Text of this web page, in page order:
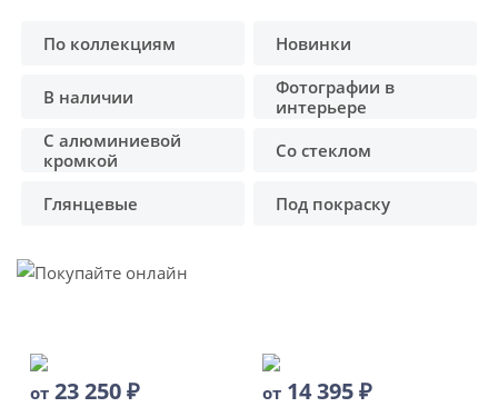
По коллекциям Новинки
В наличии
Фотографии в
интерьере
С алюминиевой
кромкой
Со стеклом
Глянцевые Под покраску
от 23 250₽ от 14 395₽